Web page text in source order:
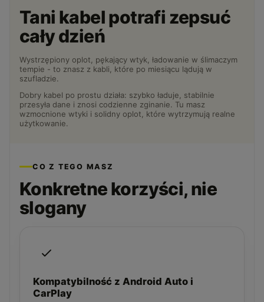
Tani kabel potrafi zepsuć
cały dzień
Wystrzępiony oplot, pękający wtyk, ładowanie w ślimaczym
tempie - to znasz z kabli, które po miesiącu lądują w
szufladzie.
Dobry kabel po prostu działa: szybko ładuje, stabilnie
przesyła dane i znosi codzienne zginanie. Tu masz
wzmocnione wtyki i solidny oplot, które wytrzymują realne
użytkowanie.
CO Z TEGO MASZ
Konkretne korzyści, nie
slogany
Kompatybilność z Android Auto i
CarPlay